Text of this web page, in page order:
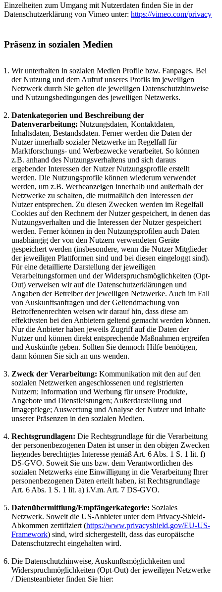
Einzelheiten zum Umgang mit Nutzerdaten finden Sie in der
Datenschutzerklärung von Vimeo unter: https://vimeo.com/privacy
Präsenz in sozialen Medien
Wir unterhalten in sozialen Medien Profile bzw. Fanpages. Bei
der Nutzung und dem Aufruf unseres Profils im jeweiligen
Netzwerk durch Sie gelten die jeweiligen Datenschutzhinweise
und Nutzungsbedingungen des jeweiligen Netzwerks.
Datenkategorien und Beschreibung der
Datenverarbeitung: Nutzungsdaten, Kontaktdaten,
Inhaltsdaten, Bestandsdaten. Ferner werden die Daten der
Nutzer innerhalb sozialer Netzwerke im Regelfall für
Marktforschungs- und Werbezwecke verarbeitet. So können
z.B. anhand des Nutzungsverhaltens und sich daraus
ergebender Interessen der Nutzer Nutzungsprofile erstellt
werden. Die Nutzungsprofile können wiederum verwendet
werden, um z.B. Werbeanzeigen innerhalb und außerhalb der
Netzwerke zu schalten, die mutmaßlich den Interessen der
Nutzer entsprechen. Zu diesen Zwecken werden im Regelfall
Cookies auf den Rechnern der Nutzer gespeichert, in denen das
Nutzungsverhalten und die Interessen der Nutzer gespeichert
werden. Ferner können in den Nutzungsprofilen auch Daten
unabhängig der von den Nutzern verwendeten Geräte
gespeichert werden (insbesondere, wenn die Nutzer Mitglieder
der jeweiligen Plattformen sind und bei diesen eingeloggt sind).
Für eine detaillierte Darstellung der jeweiligen
Verarbeitungsformen und der Widerspruchsmöglichkeiten (Opt-
Out) verweisen wir auf die Datenschutzerklärungen und
Angaben der Betreiber der jeweiligen Netzwerke. Auch im Fall
von Auskunftsanfragen und der Geltendmachung von
Betroffenenrechten weisen wir darauf hin, dass diese am
effektivsten bei den Anbietern geltend gemacht werden können.
Nur die Anbieter haben jeweils Zugriff auf die Daten der
Nutzer und können direkt entsprechende Maßnahmen ergreifen
und Auskünfte geben. Sollten Sie dennoch Hilfe benötigen,
dann können Sie sich an uns wenden.
Zweck der Verarbeitung: Kommunikation mit den auf den
sozialen Netzwerken angeschlossenen und registrierten
Nutzern; Information und Werbung für unsere Produkte,
Angebote und Dienstleistungen; Außerdarstellung und
Imagepflege; Auswertung und Analyse der Nutzer und Inhalte
unserer Präsenzen in den sozialen Medien.
Rechtsgrundlagen: Die Rechtsgrundlage für die Verarbeitung
der personenbezogenen Daten ist unser in den obigen Zwecken
liegendes berechtigtes Interesse gemäß Art. 6 Abs. 1 S. 1 lit. f)
DS-GVO. Soweit Sie uns bzw. dem Verantwortlichen des
sozialen Netzwerks eine Einwilligung in die Verarbeitung Ihrer
personenbezogenen Daten erteilt haben, ist Rechtsgrundlage
Art. 6 Abs. 1 S. 1 lit. a) i.V.m. Art. 7 DS-GVO.
Datenübermittlung/Empfängerkategorie: Soziales
Netzwerk. Soweit die US-Anbieter unter dem Privacy-Shield-
Abkommen zertifiziert (https://www.privacyshield.gov/EU-US-
Framework) sind, wird sichergestellt, dass das europäische
Datenschutzrecht eingehalten wird.
Die Datenschutzhinweise, Auskunftsmöglichkeiten und
Widerspruchmöglichkeiten (Opt-Out) der jeweiligen Netzwerke
/ Diensteanbieter finden Sie hier: